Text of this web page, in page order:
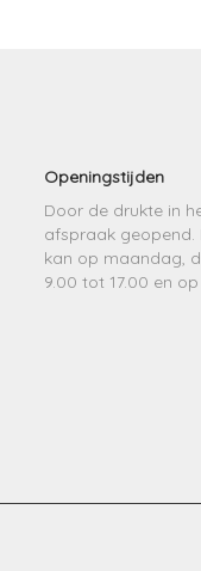
Openingstijden
Door de drukte in
afspraak geopend.
kan op maandag,
9.00 tot 17.00 en